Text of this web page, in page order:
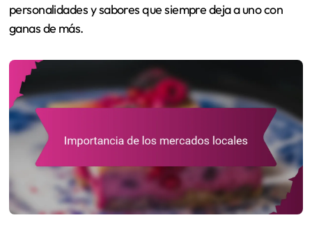
personalidades y sabores que siempre deja a uno con
ganas de más.